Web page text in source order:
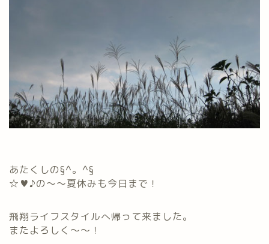
あたくしの§^。^§
☆♥♪の～～夏休みも今日まで！
飛翔ライフスタイルへ帰って来ました。
またよろしく～～！